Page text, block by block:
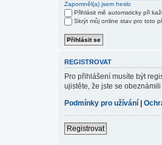
Zapomněl(a) jsem heslo
Přihlásit mě automaticky při
Skrýt můj online stav pro toto
REGISTROVAT
Pro přihlášení musíte být
ujistěte, že jste se
Podmínky pro užívání |
Registrovat